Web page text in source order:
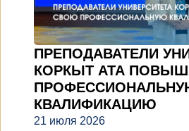
ПРЕПОДАВАТЕЛИ
КОРКЫТ АТА
КВАЛИФИКАЦИЮ
21 июля 2026